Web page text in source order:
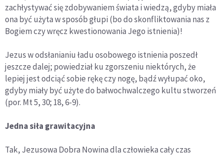
zachłystywać się zdobywaniem świata i wiedzą, gdyby miała
ona być użyta w sposób głupi (bo do skonfliktowania nas z
Bogiem czy wręcz kwestionowania Jego istnienia)!
Jezus w odsłanianiu ładu osobowego istnienia poszedł
jeszcze dalej; powiedział ku zgorszeniu niektórych, że
lepiej jest odciąć sobie rękę czy nogę, bądź wyłupać oko,
gdyby miały być użyte do bałwochwalczego kultu stworzeń
(por. Mt 5, 30; 18, 6-9).
Jedna siła grawitacyjna
Tak, Jezusowa Dobra Nowina dla człowieka cały czas